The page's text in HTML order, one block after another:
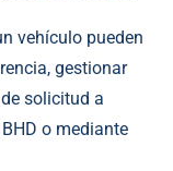
vehículo pueden
gestionar
solicitud a
o mediante